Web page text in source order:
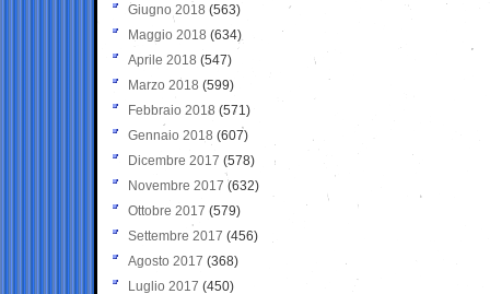
Giugno 2018 (563)
Maggio 2018 (634)
Aprile 2018 (547)
Marzo 2018 (599)
Febbraio 2018 (571)
Gennaio 2018 (607)
Dicembre 2017 (578)
Novembre 2017 (632)
Ottobre 2017 (579)
Settembre 2017 (456)
Agosto 2017 (368)
Luglio 2017 (450)